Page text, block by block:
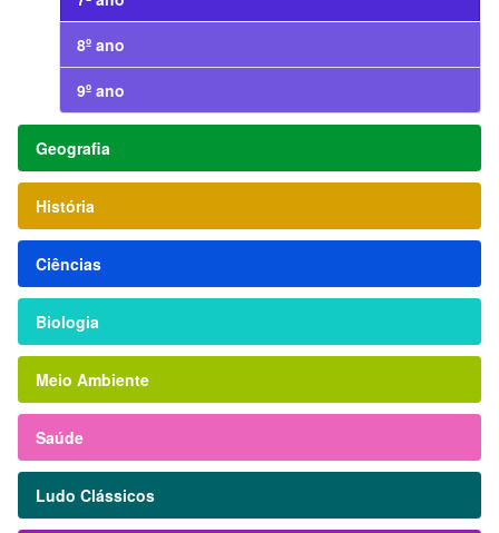
8º ano
9º ano
Geografia
História
Ciências
Biologia
Meio Ambiente
Saúde
Ludo Clássicos